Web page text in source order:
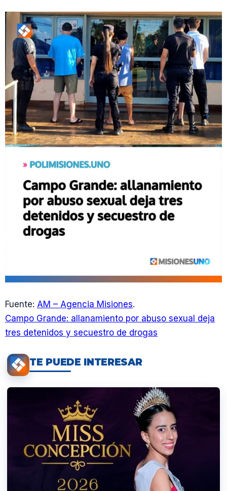
Fuente: AM – Agencia Misiones.
Campo Grande: allanamiento por abuso sexual deja
tres detenidos y secuestro de drogas
TE PUEDE INTERESAR